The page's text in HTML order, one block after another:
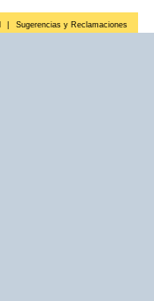
Sugerencias y Reclamaciones